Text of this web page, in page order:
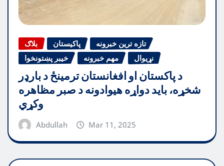
بلاګ پاکیستان
تازه ترین خبرونه
خیبر پښتونخوا
مهم خبرونه نړیوال
د پاکستان او افغانستان ترمینځ د بارډر
شخړه، باید دواړه هیوادونه د صبر مظاهره
وکړي
Abdullah Mar 11, 2025